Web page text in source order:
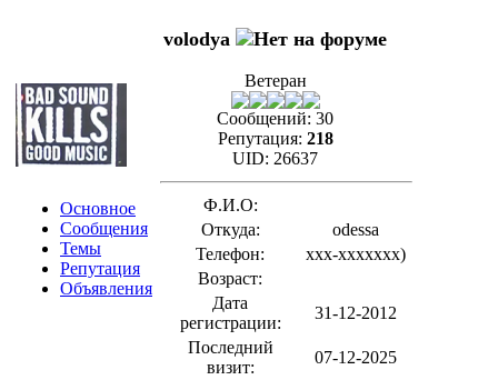
Основное
Сообщения
Темы
Репутация
Объявления
volodya
Ветеран
Сообщений: 30
Репутация: 218
UID: 26637
Ф.И.О:
Откуда:
odessa
Телефон:
xxx-xxxxxxx)
Возраст:
Дата
регистрации:
31-12-2012
Последний
визит:
07-12-2025